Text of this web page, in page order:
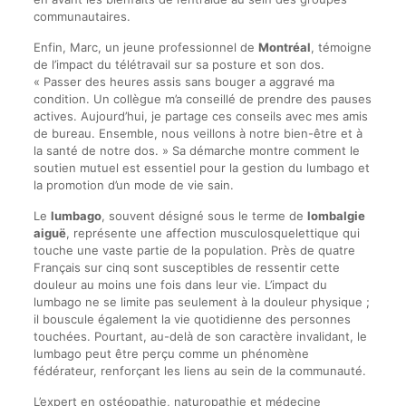
communautaires.
Enfin, Marc, un jeune professionnel de Montréal, témoigne
de l’impact du télétravail sur sa posture et son dos.
« Passer des heures assis sans bouger a aggravé ma
condition. Un collègue m’a conseillé de prendre des pauses
actives. Aujourd’hui, je partage ces conseils avec mes amis
de bureau. Ensemble, nous veillons à notre bien-être et à
la santé de notre dos. » Sa démarche montre comment le
soutien mutuel est essentiel pour la gestion du lumbago et
la promotion d’un mode de vie sain.
Le lumbago, souvent désigné sous le terme de lombalgie
aiguë, représente une affection musculosquelettique qui
touche une vaste partie de la population. Près de quatre
Français sur cinq sont susceptibles de ressentir cette
douleur au moins une fois dans leur vie. L’impact du
lumbago ne se limite pas seulement à la douleur physique ;
il bouscule également la vie quotidienne des personnes
touchées. Pourtant, au-delà de son caractère invalidant, le
lumbago peut être perçu comme un phénomène
fédérateur, renforçant les liens au sein de la communauté.
L’expert en ostéopathie, naturopathie et médecine